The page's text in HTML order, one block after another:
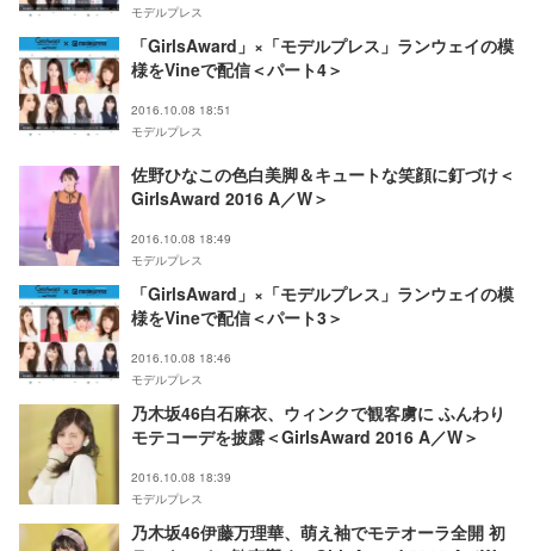
モデルプレス
「GirlsAward」×「モデルプレス」ランウェイの模
様をVineで配信＜パート4＞
2016.10.08 18:51
モデルプレス
佐野ひなこの色白美脚＆キュートな笑顔に釘づけ＜
GirlsAward 2016 A／W＞
2016.10.08 18:49
モデルプレス
「GirlsAward」×「モデルプレス」ランウェイの模
様をVineで配信＜パート3＞
2016.10.08 18:46
モデルプレス
乃木坂46白石麻衣、ウィンクで観客虜に ふんわり
モテコーデを披露＜GirlsAward 2016 A／W＞
2016.10.08 18:39
モデルプレス
乃木坂46伊藤万理華、萌え袖でモテオーラ全開 初